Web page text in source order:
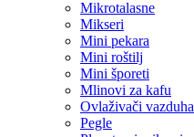
Mikrotalasne
Mikseri
Mini pekara
Mini roštilj
Mini šporeti
Mlinovi za kafu
Ovlaživači vazduha
Pegle